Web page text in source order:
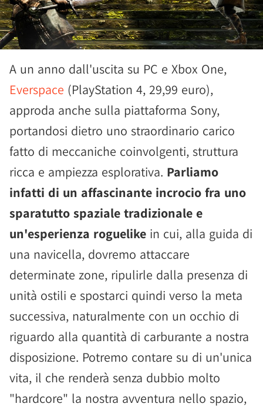
A un anno dall'uscita su PC e Xbox One,
Everspace (PlayStation 4, 29,99 euro),
approda anche sulla piattaforma Sony,
portandosi dietro uno straordinario carico
fatto di meccaniche coinvolgenti, struttura
ricca e ampiezza esplorativa. Parliamo
infatti di un affascinante incrocio fra uno
sparatutto spaziale tradizionale e
un'esperienza roguelike in cui, alla guida di
una navicella, dovremo attaccare
determinate zone, ripulirle dalla presenza di
unità ostili e spostarci quindi verso la meta
successiva, naturalmente con un occhio di
riguardo alla quantità di carburante a nostra
disposizione. Potremo contare su di un'unica
vita, il che renderà senza dubbio molto
"hardcore" la nostra avventura nello spazio,